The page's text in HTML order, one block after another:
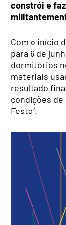
constrói e
Com o início
para 6 de
dormitórios
materiais
resultado
condições
Festa”.